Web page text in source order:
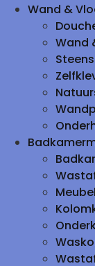
Wand &
Wand